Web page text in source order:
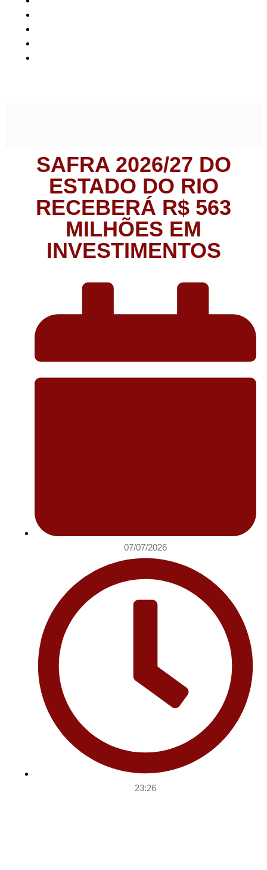
SAFRA 2026/27 DO
ESTADO DO RIO
RECEBERÁ R$ 563
MILHÕES EM
INVESTIMENTOS
07/07/2026
23:26